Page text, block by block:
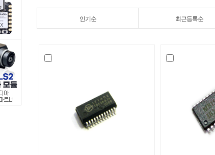
이
버
부
품
/
인기순 최근등록순